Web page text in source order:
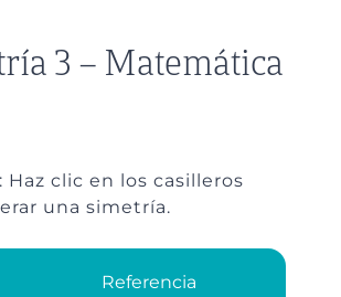
3 – Matemática
Haz clic en los casilleros
una simetría.
Referencia